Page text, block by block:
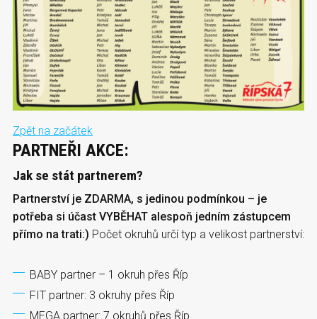
Zpět na začátek
PARTNEŘI AKCE:
Jak se stát partnerem?
Partnerství je ZDARMA, s jedinou podmínkou – je
potřeba si účast VYBĚHAT alespoň jedním zástupcem
přímo na trati:) Počet okruhů určí typ a velikost partnerství:
BABY partner – 1 okruh přes Říp
FIT partner: 3 okruhy přes Říp
MEGA partner: 7 okruhů přes Říp